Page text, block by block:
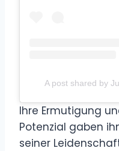
A post shared by
Ihre Ermutigung
Potenzial gaben
seiner